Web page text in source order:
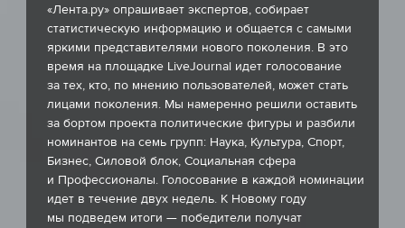
«Лента.ру» опрашивает экспертов, собирает
статистическую информацию и общается с самыми
яркими представителями нового поколения. В это
время на площадке LiveJournal идет голосование
за тех, кто, по мнению пользователей, может стать
лицами поколения. Мы намеренно решили оставить
за бортом проекта политические фигуры и разбили
номинантов на семь групп: Наука, Культура, Спорт,
Бизнес, Силовой блок, Социальная сфера
и Профессионалы. Голосование в каждой номинации
идет в течение двух недель. К Новому году
мы подведем итоги — победители получат